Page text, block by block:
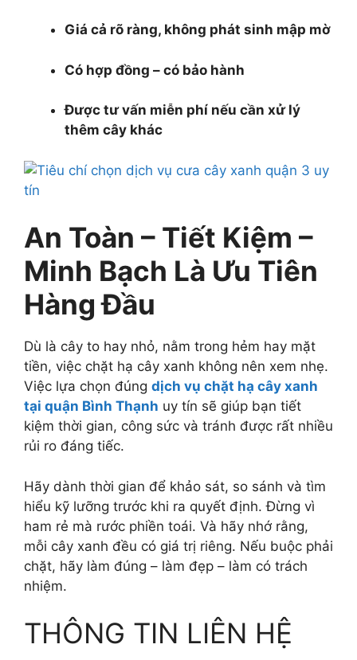
Giá cả rõ ràng, không phát sinh mập mờ
Có hợp đồng – có bảo hành
Được tư vấn miễn phí nếu cần xử lý
thêm cây khác
An Toàn – Tiết Kiệm –
Minh Bạch Là Ưu Tiên
Hàng Đầu
Dù là cây to hay nhỏ, nằm trong hẻm hay mặt
tiền, việc chặt hạ cây xanh không nên xem nhẹ.
Việc lựa chọn đúng dịch vụ chặt hạ cây xanh
tại quận Bình Thạnh uy tín sẽ giúp bạn tiết
kiệm thời gian, công sức và tránh được rất nhiều
rủi ro đáng tiếc.
Hãy dành thời gian để khảo sát, so sánh và tìm
hiểu kỹ lưỡng trước khi ra quyết định. Đừng vì
ham rẻ mà rước phiền toái. Và hãy nhớ rằng,
mỗi cây xanh đều có giá trị riêng. Nếu buộc phải
chặt, hãy làm đúng – làm đẹp – làm có trách
nhiệm.
THÔNG TIN LIÊN HỆ